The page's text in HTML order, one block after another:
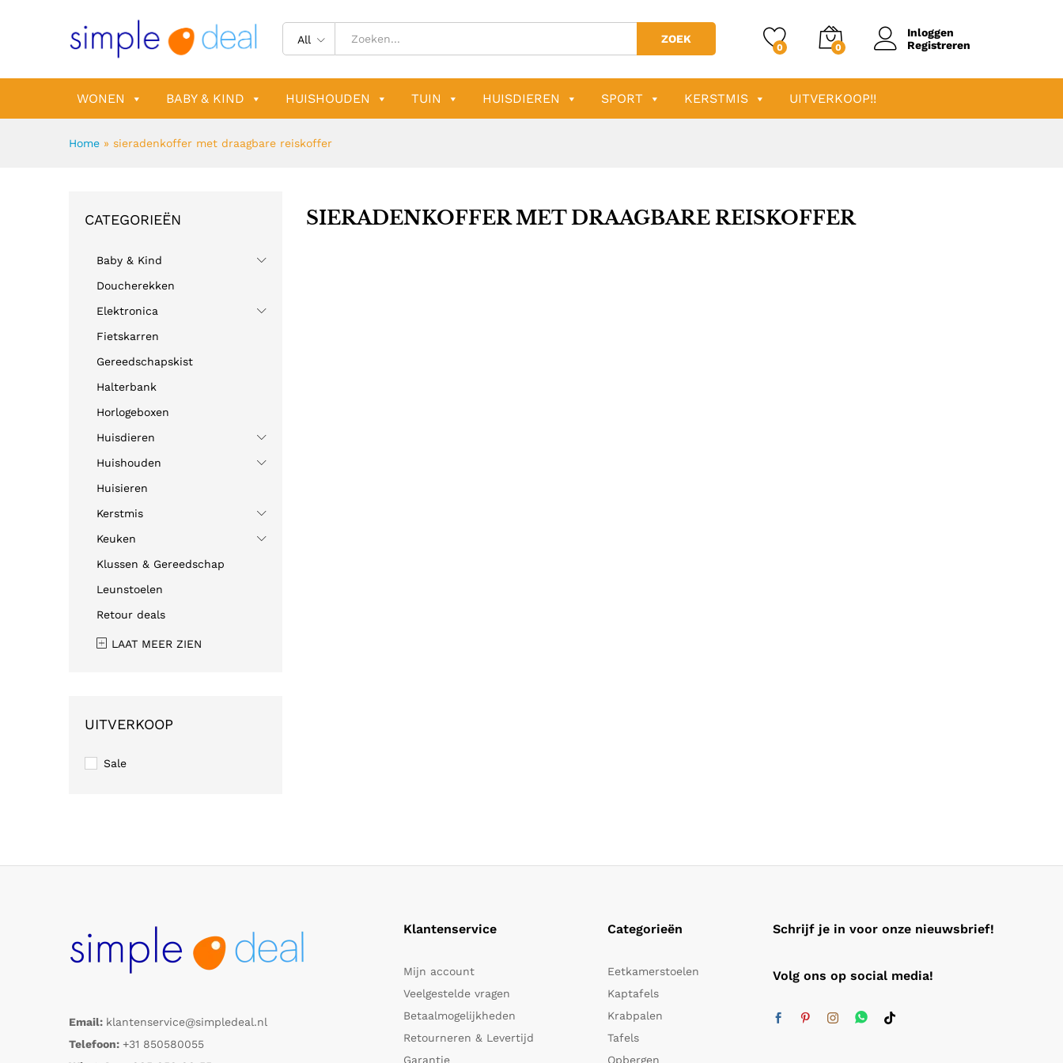
All ZOEK
0 0
Inloggen
Registreren
WONEN BABY & KIND HUISHOUDEN TUIN HUISDIEREN SPORT KERSTMIS UITVERKOOP!!
Home » sieradenkoffer met draagbare reiskoffer
SIERADENKOFFER MET DRAAGBARE REISKOFFER
CATEGORIEËN
Baby & Kind
Doucherekken
Elektronica
Fietskarren
Gereedschapskist
Halterbank
Horlogeboxen
Huisdieren
Huishouden
Huisieren
Kerstmis
Keuken
Klussen & Gereedschap
Leunstoelen
Retour deals
LAAT MEER ZIEN
UITVERKOOP
Sale
Email: klantenservice@simpledeal.nl
Telefoon: +31 850580055
Klantenservice
Mijn account
Veelgestelde vragen
Betaalmogelijkheden
Retourneren & Levertijd
Garantie
Categorieën
Eetkamerstoelen
Kaptafels
Krabpalen
Tafels
Opbergen
Schrijf je in voor onze nieuwsbrief!
Volg ons op social media!